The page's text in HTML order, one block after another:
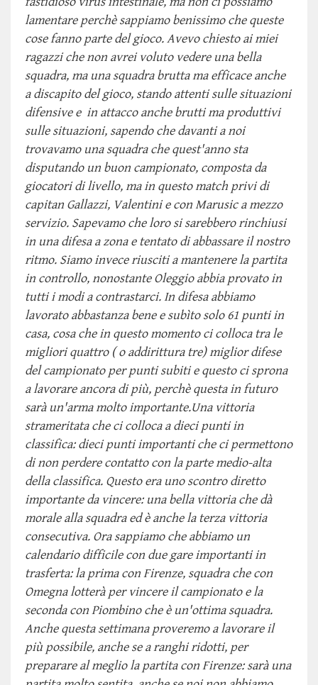
lamentare perchè sappiamo benissimo che queste
cose fanno parte del gioco. Avevo chiesto ai miei
ragazzi che non avrei voluto vedere una bella
squadra, ma una squadra brutta ma efficace anche
a discapito del gioco, stando attenti sulle situazioni
difensive e in attacco anche brutti ma produttivi
sulle situazioni, sapendo che davanti a noi
trovavamo una squadra che quest'anno sta
disputando un buon campionato, composta da
giocatori di livello, ma in questo match privi di
capitan Gallazzi, Valentini e con Marusic a mezzo
servizio. Sapevamo che loro si sarebbero rinchiusi
in una difesa a zona e tentato di abbassare il nostro
ritmo. Siamo invece riusciti a mantenere la partita
in controllo, nonostante Oleggio abbia provato in
tutti i modi a contrastarci. In difesa abbiamo
lavorato abbastanza bene e subìto solo 61 punti in
casa, cosa che in questo momento ci colloca tra le
migliori quattro ( o addirittura tre) miglior difese
del campionato per punti subiti e questo ci sprona
a lavorare ancora di più, perchè questa in futuro
sarà un'arma molto importante.Una vittoria
strameritata che ci colloca a dieci punti in
classifica: dieci punti importanti che ci permettono
di non perdere contatto con la parte medio-alta
della classifica. Questo era uno scontro diretto
importante da vincere: una bella vittoria che dà
morale alla squadra ed è anche la terza vittoria
consecutiva. Ora sappiamo che abbiamo un
calendario difficile con due gare importanti in
trasferta: la prima con Firenze, squadra che con
Omegna lotterà per vincere il campionato e la
seconda con Piombino che è un'ottima squadra.
Anche questa settimana proveremo a lavorare il
più possibile, anche se a ranghi ridotti, per
preparare al meglio la partita con Firenze: sarà una